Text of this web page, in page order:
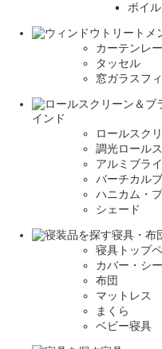
ボイ
カーテンレ
タッセル
窓ガラスフ
インド
ロールスク
調光ロール
アルミブラ
バーチカル
ハニカム・
シェード
寝具・布
寝具トップ
カバー・シ
布団
マットレス
まくら
ベビー寝具